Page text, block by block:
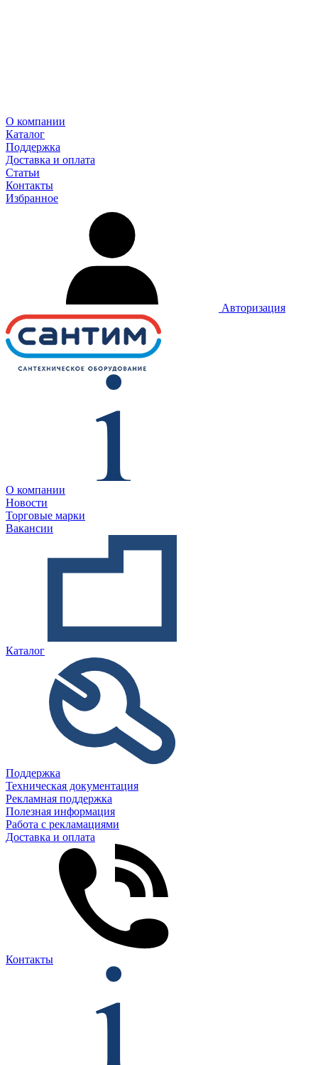
О компании
Каталог
Поддержка
Доставка и оплата
Статьи
Контакты
Избранное
Авторизация
О компании
Новости
Торговые марки
Вакансии
Каталог
Поддержка
Техническая документация
Рекламная поддержка
Полезная информация
Работа с рекламациями
Доставка и оплата
Контакты